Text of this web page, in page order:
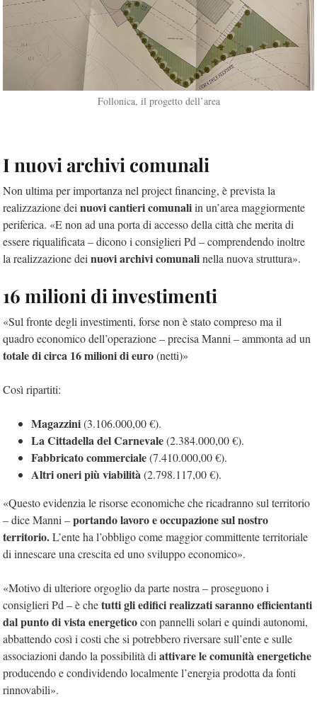
Follonica, il progetto dell’area
I nuovi archivi comunali
Non ultima per importanza nel project financing, è prevista la
realizzazione dei nuovi cantieri comunaliin un’area maggiormente
periferica. «E non ad una porta di accesso della città che merita di
essere riqualificata – dicono i consiglieri Pd – comprendendo inoltre
la realizzazione dei nuovi archivi comunalinella nuova struttura».
16 milioni di investimenti
«Sul fronte degli investimenti, forse non è stato compreso ma il
quadro economico dell’operazione – precisa Manni – ammonta ad un
totale di circa 16 milioni di euro(netti)»
Così ripartiti:
Magazzini(3.106.000,00 €).
La Cittadella del Carnevale(2.384.000,00 €).
Fabbricato commerciale(7.410.000,00 €).
Altri oneri più viabilità(2.798.117,00 €).
«Questo evidenzia le risorse economiche che ricadranno sul territorio
– dice Manni –portando lavoro e occupazione sul nostro
territorio.L’ente ha l’obbligo come maggior committente territoriale
di innescare una crescita ed uno sviluppo economico».
«Motivo di ulteriore orgoglio da parte nostra – proseguono i
consiglieri Pd – è chetutti gli edifici realizzati saranno efficientanti
dal punto di vista energeticocon pannelli solari e quindi autonomi,
abbattendo così i costi che si potrebbero riversare sull’ente e sulle
associazioni dando la possibilità di attivare le comunità energetiche
producendo e condividendo localmente l’energia prodotta da fonti
rinnovabili».